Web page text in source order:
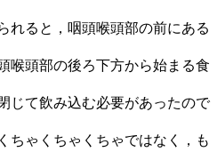
れると，咽頭喉頭部の前にある
喉頭部の後ろ下方から始まる食
じて飲み込む必要があったので
ちゃくちゃくちゃではなく，も